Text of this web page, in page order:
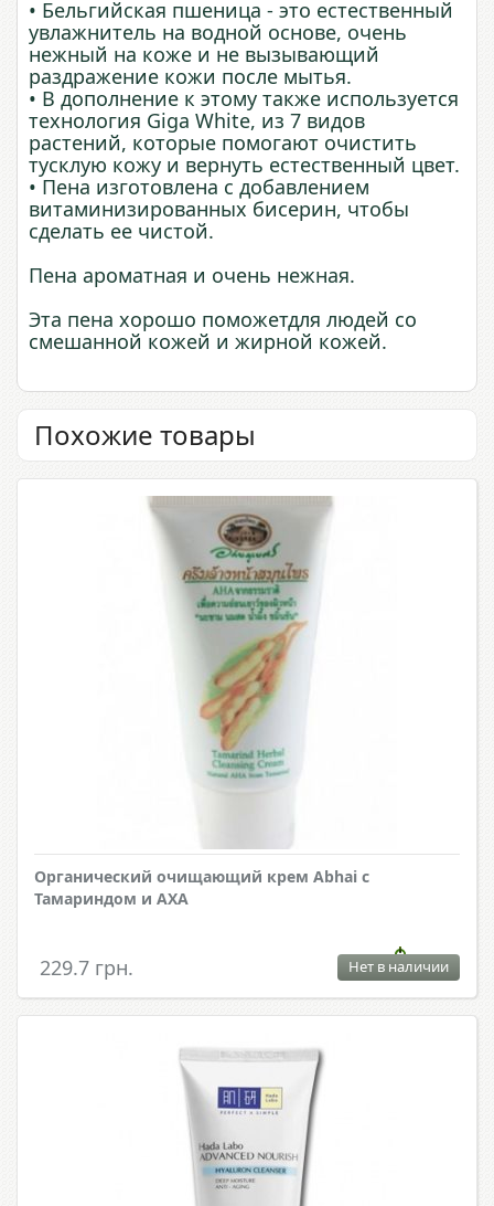
• Бельгийская пшеница - это естественный
увлажнитель на водной основе, очень
нежный на коже и не вызывающий
раздражение кожи после мытья.
• В дополнение к этому также используется
технология Giga White, из 7 видов
растений, которые помогают очистить
тусклую кожу и вернуть естественный цвет.
• Пена изготовлена ​​с добавлением
витаминизированных бисерин, чтобы
сделать ее чистой.
Пена ароматная и очень нежная.
Эта пена хорошо поможетдля людей со
смешанной кожей и жирной кожей.
Похожие товары
Органический очищающий крем Abhai с
Тамариндом и АХА
229.7 грн. Нет в наличии